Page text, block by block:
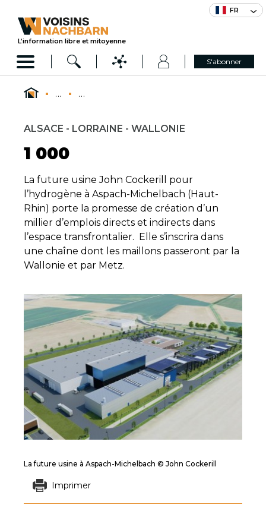
FR
L’information libre et mitoyenne
S'abonner
... ...
ALSACE - LORRAINE - WALLONIE
1 000
La future usine John Cockerill pour
l’hydrogène à Aspach-Michelbach (Haut-
Rhin) porte la promesse de création d’un
millier d’emplois directs et indirects dans
l’espace transfrontalier. Elle s’inscrira dans
une chaîne dont les maillons passeront par la
Wallonie et par Metz.
La future usine à Aspach-Michelbach © John Cockerill
Imprimer